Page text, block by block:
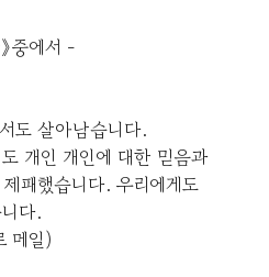
중에서 -
도 살아남습니다.
개인 개인에 대한 믿음과
패했습니다. 우리에게도
다.
메일)